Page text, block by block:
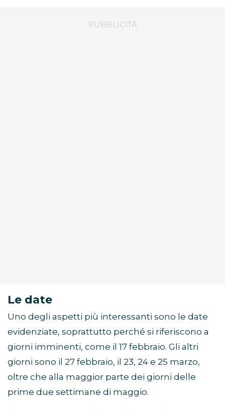
Le date
Uno degli aspetti più interessanti sono le date
evidenziate, soprattutto perché si riferiscono a
giorni imminenti, come il 17 febbraio. Gli altri
giorni sono il 27 febbraio, il 23, 24 e 25 marzo,
oltre che alla maggior parte dei giorni delle
prime due settimane di maggio.